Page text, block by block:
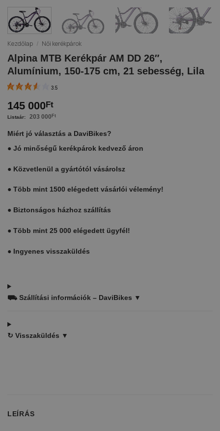
Kezdőlap / Női kerékpárok
Alpina MTB Kerékpár AM DD 26″,
Alumínium, 150-175 cm, 21 sebesség, Lila
3.5
145 000Ft
203 000 Ft
Miért jó választás a DaviBikes?
● Jó minőségű kerékpárok kedvező áron
● Közvetlenül a gyártótól vásárolsz
● Több mint 1500 elégedett vásárlói vélemény!
● Biztonságos házhoz szállítás
● Több mint 25 000 elégedett ügyfél!
● Ingyenes visszaküldés
⛟ Szállítási információk – DaviBikes ▼
↻ Visszaküldés ▼
LEÍRÁS